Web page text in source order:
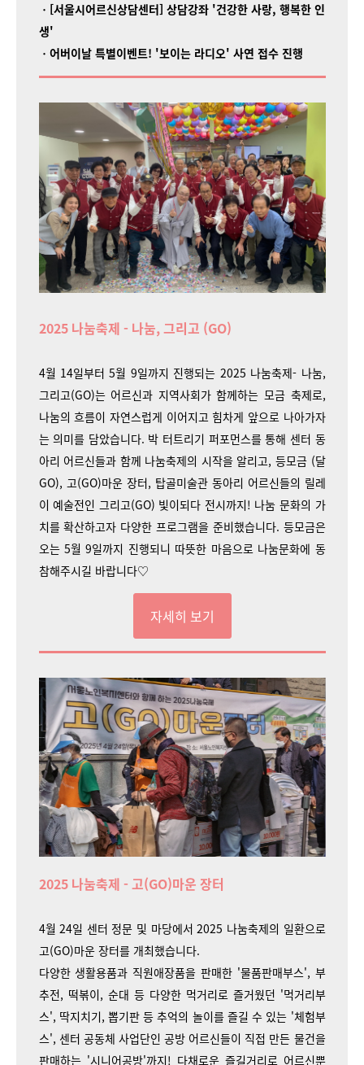
ㆍ[서울시어르신상담센터] 상담강좌 '건강한 사랑, 행복한 인
생'
ㆍ어버이날 특별이벤트! '보이는 라디오' 사연 접수 진행
2025 나눔축제 - 나눔, 그리고 (GO)
4월 14일부터 5월 9일까지 진행되는 2025 나눔축제- 나눔,
그리고(GO)는 어르신과 지역사회가 함께하는 모금 축제로,
나눔의 흐름이 자연스럽게 이어지고 힘차게 앞으로 나아가자
는 의미를 담았습니다. 박 터트리기 퍼포먼스를 통해 센터 동
아리 어르신들과 함께 나눔축제의 시작을 알리고, 등모금 (달
GO), 고(GO)마운 장터, 탑골미술관 동아리 어르신들의 릴레
이 예술전인 그리고(GO) 빛이되다 전시까지! 나눔 문화의 가
치를 확산하고자 다양한 프로그램을 준비했습니다. 등모금은
오는 5월 9일까지 진행되니 따뜻한 마음으로 나눔문화에 동
참해주시길 바랍니다♡
자세히 보기
2025 나눔축제 - 고(GO)마운 장터
4월 24일 센터 정문 및 마당에서 2025 나눔축제의 일환으로
고(GO)마운 장터를 개최했습니다.
다양한 생활용품과 직원애장품을 판매한 '물품판매부스', 부
추전, 떡볶이, 순대 등 다양한 먹거리로 즐거웠던 '먹거리부
스', 딱지치기, 뽑기판 등 추억의 놀이를 즐길 수 있는 '체험부
스', 센터 공동체 사업단인 공방 어르신들이 직접 만든 물건을
판매하는 '시니어공방'까지! 다채로운 즐길거리로 어르신뿐